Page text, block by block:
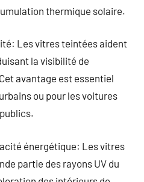
thermique solaire.
Les vitres teintées aident
la visibilité de
avantage est essentiel
ou pour les voitures
énergétique: Les vitres
partie des rayons UV du